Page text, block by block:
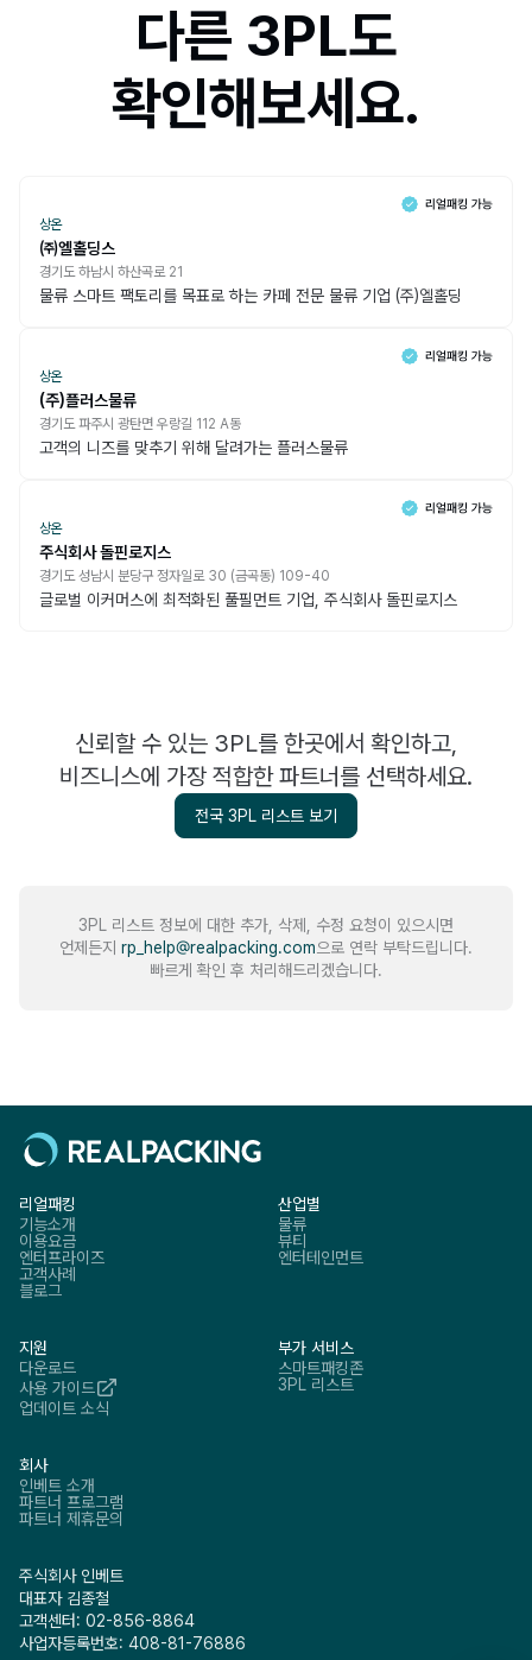
다른 3PL도
확인해보세요.
상온
㈜엘홀딩스
경기도 하남시 하산곡로 21
물류 스마트 팩토리를 목표로 하는 카페 전문 물류 기업 (주)엘홀딩
상온
(주)플러스물류
경기도 파주시 광탄면 우랑길 112 A동
고객의 니즈를 맞추기 위해 달려가는 플러스물류
상온
주식회사 돌핀로지스
경기도 성남시 분당구 정자일로 30 (금곡동) 109-40
글로벌 이커머스에 최적화된 풀필먼트 기업, 주식회사 돌핀로지스
신뢰할 수 있는 3PL를 한곳에서 확인하고,
비즈니스에 가장 적합한 파트너를 선택하세요.
전국 3PL 리스트 보기
3PL 리스트 정보에 대한 추가, 삭제, 수정 요청이 있으시면
언제든지 rp_help@realpacking.com으로 연락 부탁드립니다.
빠르게 확인 후 처리해드리겠습니다.
리얼패킹
기능소개
이용요금
엔터프라이즈
고객사례
블로그
산업별
물류
뷰티
엔터테인먼트
지원
다운로드
사용 가이드
업데이트 소식
부가 서비스
스마트패킹존
3PL 리스트
회사
인베트 소개
파트너 프로그램
파트너 제휴문의
주식회사 인베트
대표자 김종철
고객센터: 02-856-8864
사업자등록번호: 408-81-76886